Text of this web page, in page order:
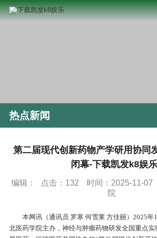
热点新闻
第二届现代创新药物产学研用协同
闭幕-下载凯发k8娱乐
编辑： 点击： 132 时间：2025-11-07
院
本网讯（通讯员 罗寒 何雪莱 方佳丽）2025年
北医药学院主办，神经与肿瘤药物研发全国重点